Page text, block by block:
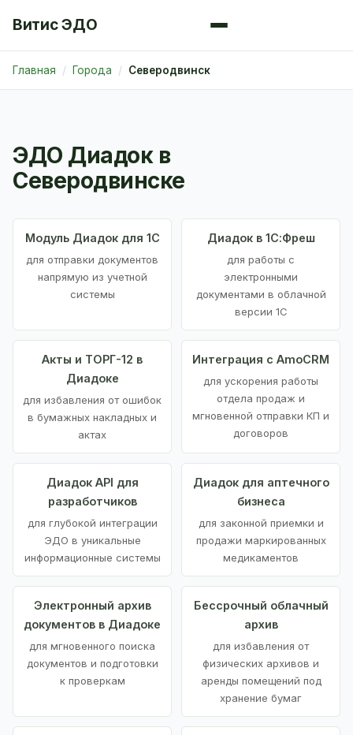
Витис ЭДО
Главная Города Северодвинск
ЭДО Диадок в
Северодвинске
Модуль Диадок для 1С
для отправки документов
напрямую из учетной
системы
Диадок в 1С:Фреш
для работы с
электронными
документами в облачной
версии 1С
Акты и ТОРГ-12 в
Диадоке
для избавления от ошибок
в бумажных накладных и
актах
Интеграция с AmoCRM
для ускорения работы
отдела продаж и
мгновенной отправки КП и
договоров
Диадок API для
разработчиков
для глубокой интеграции
ЭДО в уникальные
информационные системы
Диадок для аптечного
бизнеса
для законной приемки и
продажи маркированных
медикаментов
Электронный архив
документов в Диадоке
для мгновенного поиска
документов и подготовки
к проверкам
Бессрочный облачный
архив
для избавления от
физических архивов и
аренды помещений под
хранение бумаг